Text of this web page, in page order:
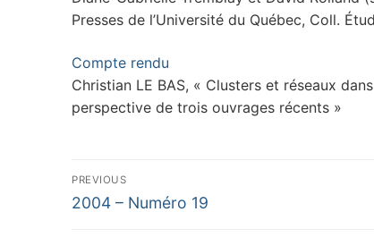
Presses de l’Université du Québec, Coll.
Compte rendu
Christian LE BAS, « Clusters et réseaux
perspective de trois ouvrages récents »
Navigation
de
PREVIOUS
Previous
2004 – Numéro 19